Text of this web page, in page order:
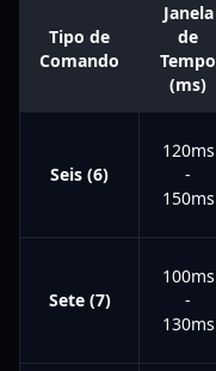
Tipo de
Comando
Janela
de
Tempo
(ms)
Seis (6)
120ms
-
150ms
Sete (7)
100ms
-
130ms